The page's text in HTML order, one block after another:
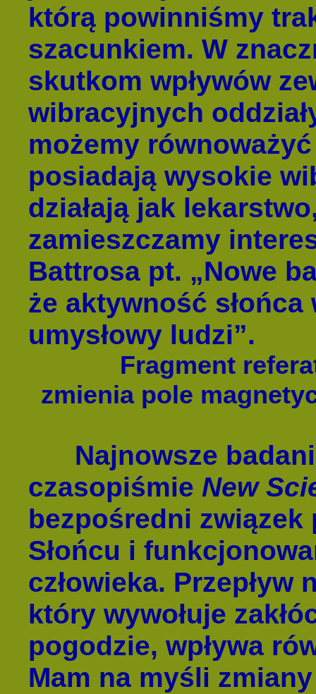
którą powinniśmy
szacunkiem. W
skutkom wpływów
wibracyjnych
możemy
posiadają wysokie
działają jak
zamieszczamy
Battrosa pt. „Nowe
że aktywność słońca
umysłowy ludzi”.
Fragment
zmienia pole
Najnowsze
czasopiśmie New
bezpośredni
Słońcu i
człowieka. Przepływ
który wywołuje
pogodzie, wpływa
Mam na myśli